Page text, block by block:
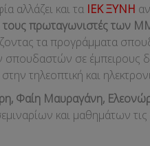
αλλάζει και τα ΙΕΚ ΞΥΝΗ
τους πρωταγωνιστές των
τα προγράμματα
σπουδαστών σε έμπειρους
τηλεοπτική και
Φαίη Μαυραγάνη,
και μαθημάτων